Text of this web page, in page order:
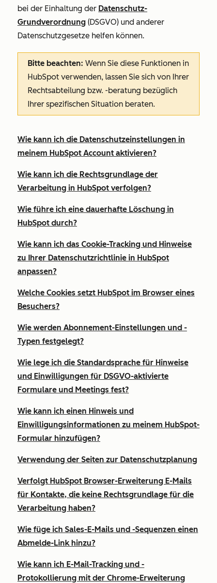
bei der Einhaltung der Datenschutz-
Grundverordnung (DSGVO) und anderer
Datenschutzgesetze helfen können.
Bitte beachten: Wenn Sie diese Funktionen in
HubSpot verwenden, lassen Sie sich von Ihrer
Rechtsabteilung bzw. -beratung bezüglich
Ihrer spezifischen Situation beraten.
Wie kann ich die Datenschutzeinstellungen in
meinem HubSpot Account aktivieren?
Wie kann ich die Rechtsgrundlage der
Verarbeitung in HubSpot verfolgen?
Wie führe ich eine dauerhafte Löschung in
HubSpot durch?
Wie kann ich das Cookie-Tracking und Hinweise
zu Ihrer Datenschutzrichtlinie in HubSpot
anpassen?
Welche Cookies setzt HubSpot im Browser eines
Besuchers?
Wie werden Abonnement-Einstellungen und -
Typen festgelegt?
Wie lege ich die Standardsprache für Hinweise
und Einwilligungen für DSGVO-aktivierte
Formulare und Meetings fest?
Wie kann ich einen Hinweis und
Einwilligungsinformationen zu meinem HubSpot-
Formular hinzufügen?
Verwendung der Seiten zur Datenschutzplanung
Verfolgt HubSpot Browser-Erweiterung E-Mails
für Kontakte, die keine Rechtsgrundlage für die
Verarbeitung haben?
Wie füge ich Sales-E-Mails und -Sequenzen einen
Abmelde-Link hinzu?
Wie kann ich E-Mail-Tracking und -
Protokollierung mit der Chrome-Erweiterung